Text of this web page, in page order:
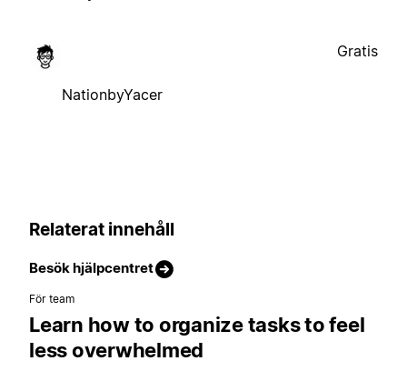
NationbyYacer
Gratis
Relaterat innehåll
Besök hjälpcentret
För team
Learn how to organize tasks to feel
less overwhelmed